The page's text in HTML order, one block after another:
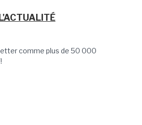
comme plus de 50 000